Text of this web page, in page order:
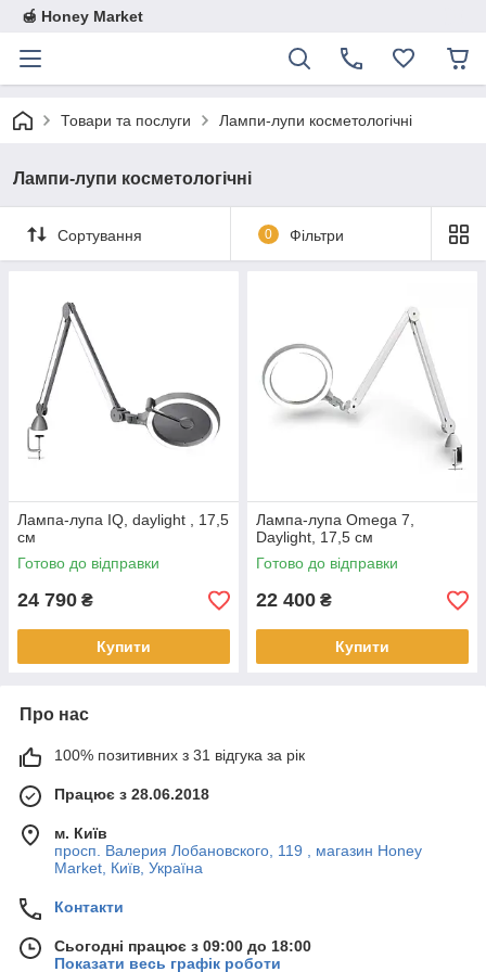
🍯 Honey Market
Товари та послуги Лампи-лупи косметологічні
Лампи-лупи косметологічні
Сортування 0 Фільтри
Лампа-лупа IQ, daylight , 17,5
см
Готово до відправки
24 790 ₴
Купити
Лампа-лупа Omega 7,
Daylight, 17,5 см
Готово до відправки
22 400 ₴
Купити
Про нас
100% позитивних з 31 відгука за рік
Працює з 28.06.2018
м. Київ
просп. Валерия Лобановского, 119 , магазин Honey
Market, Київ, Україна
Контакти
Сьогодні працює з 09:00 до 18:00
Показати весь графік роботи